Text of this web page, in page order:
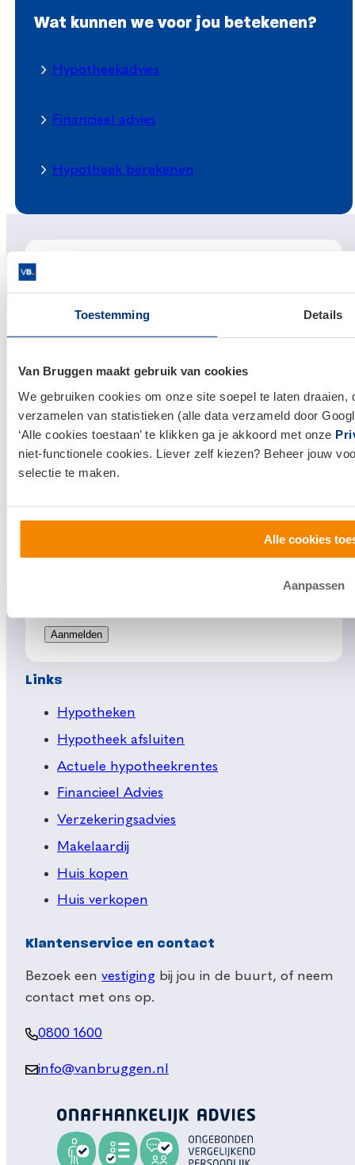
Toestemming Details
Van Bruggen maakt gebruik van cookies
We gebruiken cookies om onze site soepel te laten
verzamelen van statistieken (alle data verzameld door
‘Alle cookies toestaan’ te klikken ga je akkoord met onze
niet-functionele cookies. Liever zelf kiezen? Beheer jouw
selectie te maken.
Alle cookies
Aanpassen
Wat kunnen we voor jou betekenen?
Hypotheekadvies
Financieel advies
Hypotheek berekenen
Blijf op de hoogte van alle financiële
ontwikkelingen.
Links
Hypotheken
Hypotheek afsluiten
Actuele hypotheekrentes
Financieel Advies
Verzekeringsadvies
Makelaardij
Huis kopen
Huis verkopen
Klantenservice en contact
Bezoek een vestiging bij jou in de buurt, of neem
contact met ons op.
0800 1600
info@vanbruggen.nl